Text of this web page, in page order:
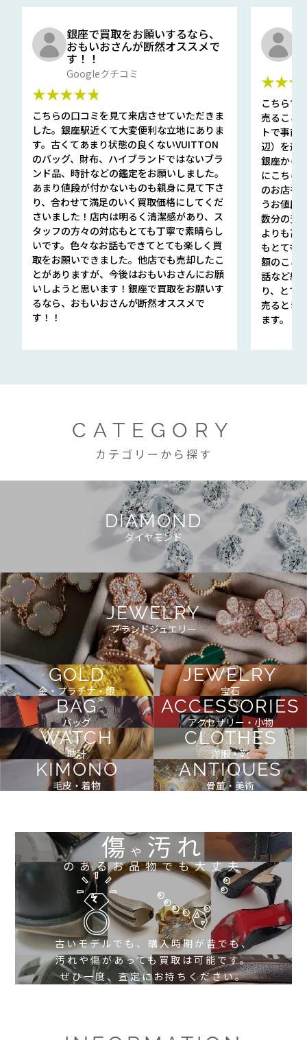
銀座で買取をお願いするなら、
おもいおさんが断然オススメで
す！！
Googleクチコミ
★★★★★
こちらの口コミを見て来店させていただきま
した。銀座駅近くて大変便利な立地にありま
す。古くてあまり状態の良くないVUITTON
のバッグ、財布、ハイブランドではないブラ
ンド品、時計などの鑑定をお願いしました。
あまり値段が付かないものも親身に見て下さ
り、合わせて満足のいく買取価格にしてくだ
さいました！店内は明るく清潔感があり、ス
タッフの方々の対応もとても丁寧で素晴らし
いです。色々なお話もできてとても楽しく買
取をお願いできました。他店でも売却したこ
とがありますが、今後はおもいおさんにお願
いしようと思います！銀座で買取をお願いす
るなら、おもいおさんが断然オススメで
す！！
こちらで
売ること
トで事前
辺）を選
銀座から
にこちら
のお店も
うお値段
数分の査
よりも高
もとても
額のこと
話など細
り、とて
売るとき
ます。
CATEGORY
カテゴリーから探す
DIAMOND
ダイヤモンド
JEWELRY
ブランドジュエリー
GOLD
金・プラチナ・銀
JEWELRY
宝石
BAG
バッグ
ACCESSORIES
アクセサリー・小物
WATCH
時計
CLOTHES
洋服・靴
KIMONO
毛皮・着物
ANTIQUES
骨董・美術
傷や 汚れ
のあるお品物でも大丈夫
古いモデルでも、購入時期が昔でも、
汚れや傷があっても買取は可能です。
ぜひ一度、査定にお持ちください。